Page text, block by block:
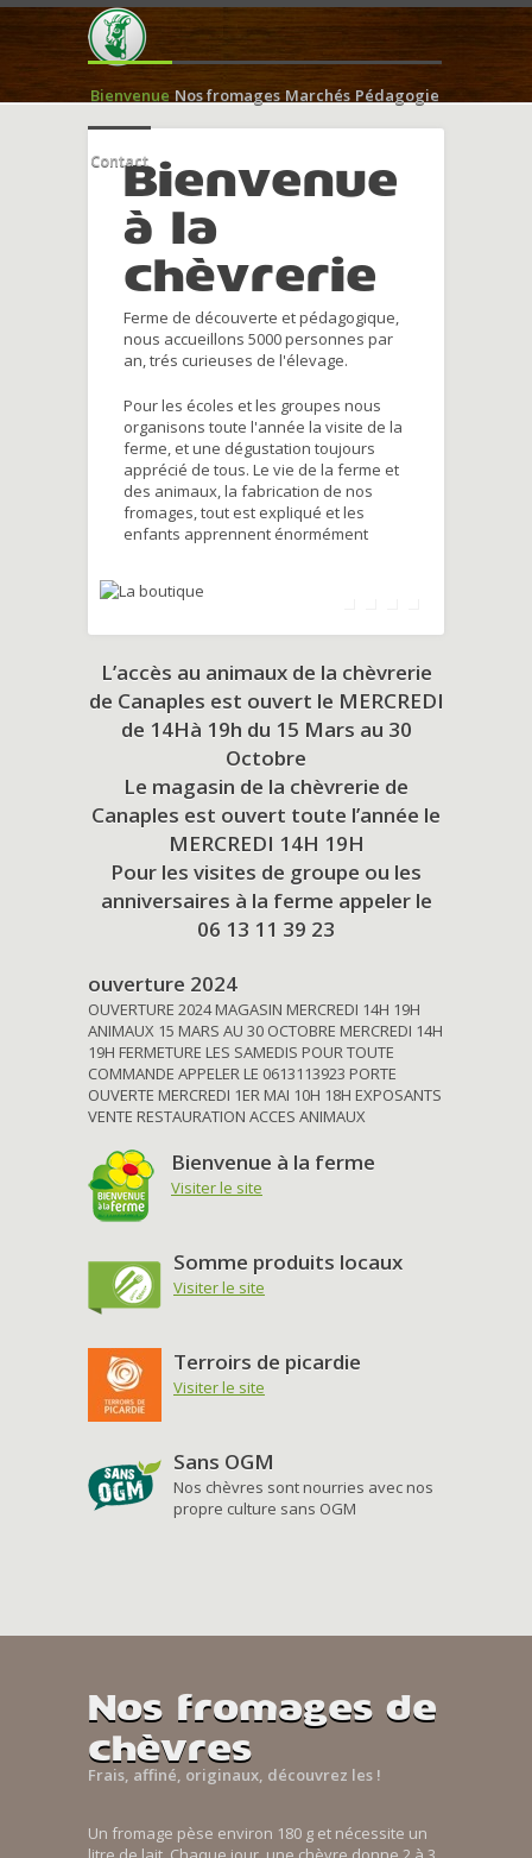
Bienvenue Nos fromages Marchés Pédagogie
ContactBienvenue
à la
chèvrerie
Ferme de découverte et pédagogique,
nous accueillons 5000 personnes par
an, trés curieuses de l'élevage.
Pour les écoles et les groupes nous
organisons toute l'année la visite de la
ferme, et une dégustation toujours
apprécié de tous. Le vie de la ferme et
des animaux, la fabrication de nos
fromages, tout est expliqué et les
enfants apprennent énormément
L’accès au animaux de la chèvrerie
de Canaples est ouvert le MERCREDI
de 14Hà 19h du 15 Mars au 30
Octobre
Le magasin de la chèvrerie de
Canaples est ouvert toute l’année le
MERCREDI 14H 19H
Pour les visites de groupe ou les
anniversaires à la ferme appeler le
06 13 11 39 23
ouverture 2024
OUVERTURE 2024 MAGASIN MERCREDI 14H 19H
ANIMAUX 15 MARS AU 30 OCTOBRE MERCREDI 14H
19H FERMETURE LES SAMEDIS POUR TOUTE
COMMANDE APPELER LE 0613113923 PORTE
OUVERTE MERCREDI 1ER MAI 10H 18H EXPOSANTS
VENTE RESTAURATION ACCES ANIMAUX
Bienvenue à la ferme
Visiter le site
Somme produits locaux
Visiter le site
Terroirs de picardie
Visiter le site
Sans OGM
Nos chèvres sont nourries avec nos
propre culture sans OGM
Nos fromages de
chèvres
Frais, affiné, originaux, découvrez les !
Un fromage pèse environ 180 g et nécessite un